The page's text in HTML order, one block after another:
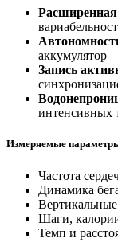
аккумулятор
Запись
интенсивных
Измеряемые
Частота
Динамика
Шаги,
Темп и